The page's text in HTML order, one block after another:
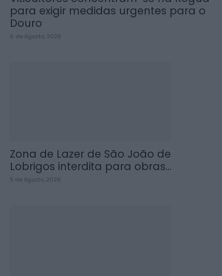
para exigir medidas urgentes para o
Douro
6 de Agosto, 2026
Zona de Lazer de São João de
Lobrigos interdita para obras...
5 de Agosto, 2026